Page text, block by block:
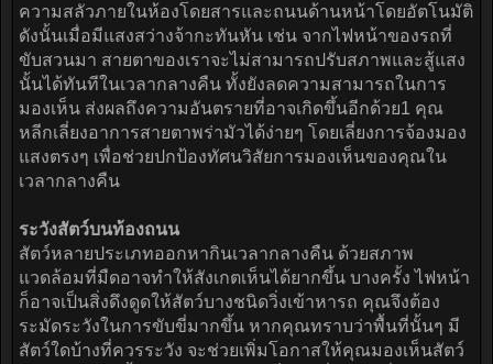
ความสลัวภายในห้องโดยสารและถนนด้านหน้าโดยอัตโนมัติ
ดังนั้นเมื่อมีแสงสว่างจ้ากะทันหัน เช่น จากไฟหน้าของรถที่
ขับสวนมา สายตาของเราจะไม่สามารถปรับสภาพและสู้แสง
นั้นได้ทันทีในเวลากลางคืน ทั้งยังลดความสามารถในการ
มองเห็น ส่งผลถึงความอันตรายที่อาจเกิดขึ้นอีกด้วย1 คุณ
หลีกเลี่ยงอาการสายตาพร่ามัวได้ง่ายๆ โดยเลี่ยงการจ้องมอง
แสงตรงๆ เพื่อช่วยปกป้องทัศนวิสัยการมองเห็นของคุณใน
เวลากลางคืน
ระวังสัตว์บนท้องถนน
สัตว์หลายประเภทออกหากินเวลากลางคืน ด้วยสภาพ
แวดล้อมที่มืดอาจทำให้สังเกตเห็นได้ยากขึ้น บางครั้ง ไฟหน้า
ก็อาจเป็นสิ่งดึงดูดให้สัตว์บางชนิดวิ่งเข้าหารถ คุณจึงต้อง
ระมัดระวังในการขับขี่มากขึ้น หากคุณทราบว่าพื้นที่นั้นๆ มี
สัตว์ใดบ้างที่ควรระวัง จะช่วยเพิ่มโอกาสให้คุณมองเห็นสัตว์